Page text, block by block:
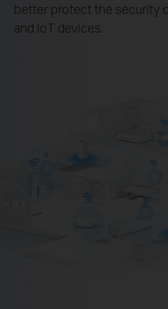
better protect the security
and IoT devices.